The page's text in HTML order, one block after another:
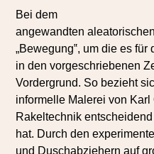
Bei dem
angewandten
„Bewegung‟, um die es
in den vorgeschriebenen
Vordergrund. So bezieht
informelle Malerei von Karl
Rakeltechnik
hat. Durch den
und Duschabziehern auf